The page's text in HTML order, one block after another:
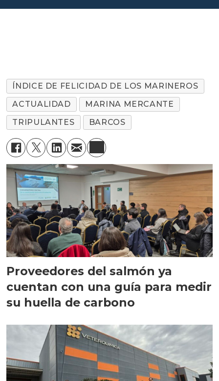
ÍNDICE DE FELICIDAD DE LOS MARINEROS
ACTUALIDAD
MARINA MERCANTE
TRIPULANTES
BARCOS
Proveedores del salmón ya
cuentan con una guía para medir
su huella de carbono